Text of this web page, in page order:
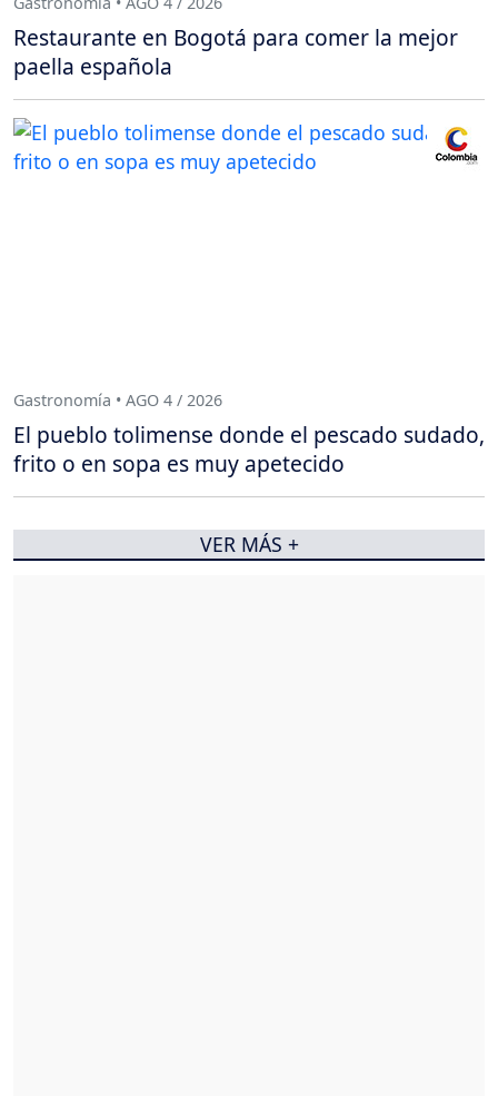
Restaurante en Bogotá para comer la mejor
paella española
Gastronomía • AGO 4 / 2026
El pueblo tolimense donde el pescado sudado,
frito o en sopa es muy apetecido
VER MÁS +